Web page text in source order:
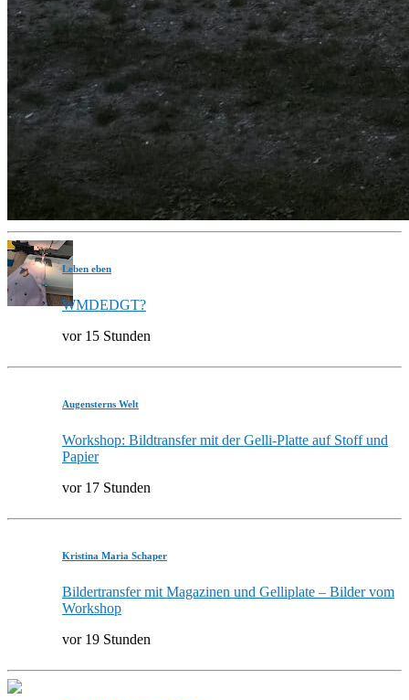
Leben eben
WMDEDGT?
vor 15 Stunden
Augensterns Welt
Workshop: Bildtransfer mit der Gelli-Platte auf Stoff und
Papier
vor 17 Stunden
Kristina Maria Schaper
Bildertransfer mit Magazinen und Gelliplate – Bilder vom
Workshop
vor 19 Stunden